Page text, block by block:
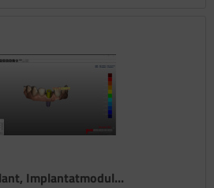
Implantatmodul...